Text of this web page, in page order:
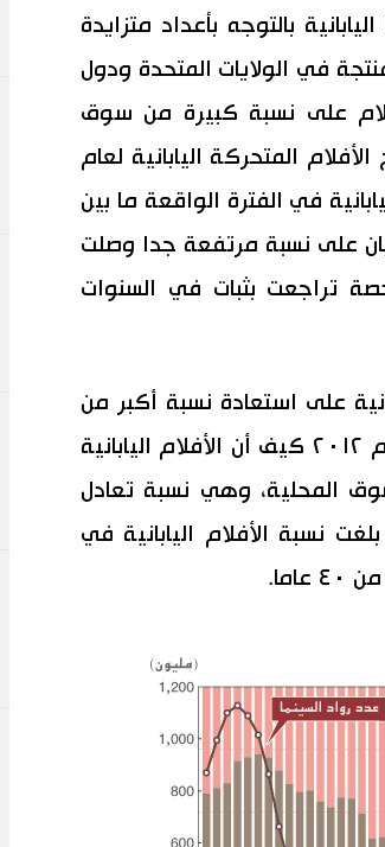
بالتوجه بأعداد متزايدة
في الولايات المتحدة ودول
على نسبة كبيرة من سوق
المتحركة اليابانية لعام
في الفترة الواقعة ما بين
في اليابان على نسبة مرتفعة جدا وصلت
تراجعت بثبات في السنوات
على استعادة نسبة أكبر من
المشاهدين. ففي الواقع، أظهرت الأرقام الأخيرة لعام ٢٠١٢ كيف أن الأفلام اليابانية
عالية تغطي ٦٥٫٧٪ من السوق المحلية، وهي نسبة تعادل
نسبة الأفلام اليابانية في